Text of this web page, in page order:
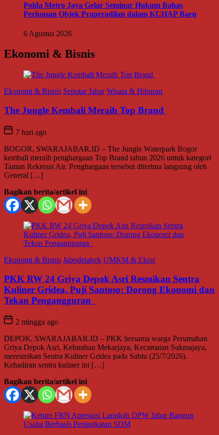
Polda Metro Jaya Gelar Seminar Hukum Bahas
Perluasan Objek Praperadilan dalam KUHAP Baru
6 Agustus 2026
Ekonomi & Bisnis
Ekonomi & Bisnis Seputar Jabar Wisata & Hiburan
The Jungle Kembali Meraih Top Brand
7 hari ago
BOGOR, SWARAJABAR.ID – The Jungle Waterpark Bogor
kembali meraih penghargaan Top Brand tahun 2026 untuk kategori
Taman Rekreasi Air. Penghargaan tersebut diterima langsung oleh
General […]
Bagikan berita/artikel ini
Ekonomi & Bisnis Jabodetabek UMKM & Ekraf
PKK RW 24 Griya Depok Asri Resmikan Sentra
Kuliner Gridea, Puji Santoso: Dorong Ekonomi dan
Tekan Pengangguran
2 minggu ago
DEPOK, SWARAJABAR.ID – PKK bersama warga Perumahan
Griya Depok Asri, Kelurahan Mekarjaya, Kecamatan Sukmajaya,
meresmikan Sentra Kuliner Gridea pada Sabtu (25/7/2026).
Kehadiran sentra kuliner ini […]
Bagikan berita/artikel ini